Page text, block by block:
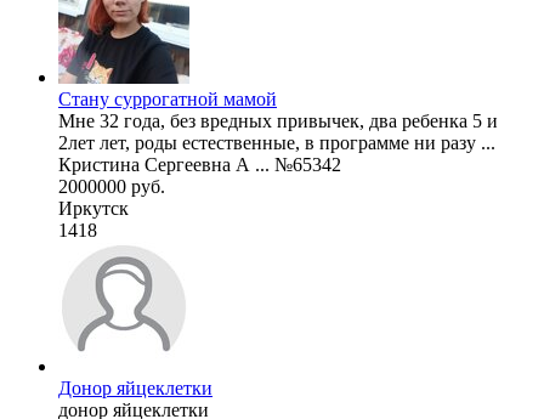
Стану суррогатной мамой
Мне 32 года, без вредных привычек, два ребенка 5 и
2лет лет, роды естественные, в программе ни разу ...
Кристина Сергеевна А ... №65342
2000000 руб.
Иркутск
1418
Донор яйцеклетки
донор яйцеклетки